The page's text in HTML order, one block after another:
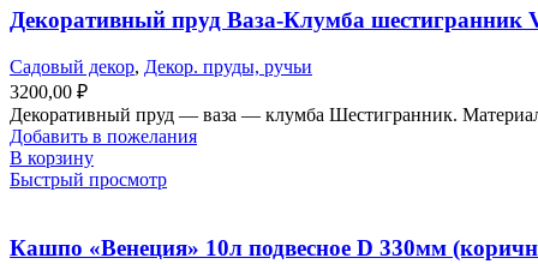
Декоративный пруд Ваза-Клумба шестигранник
Садовый декор, Декор. пруды, ручьи
3200,00 ₽
Декоративный пруд — ваза — клумба Шестигранник.
Добавить в пожелания
В корзину
Быстрый просмотр
Кашпо «Венеция» 10л подвесное D 330мм